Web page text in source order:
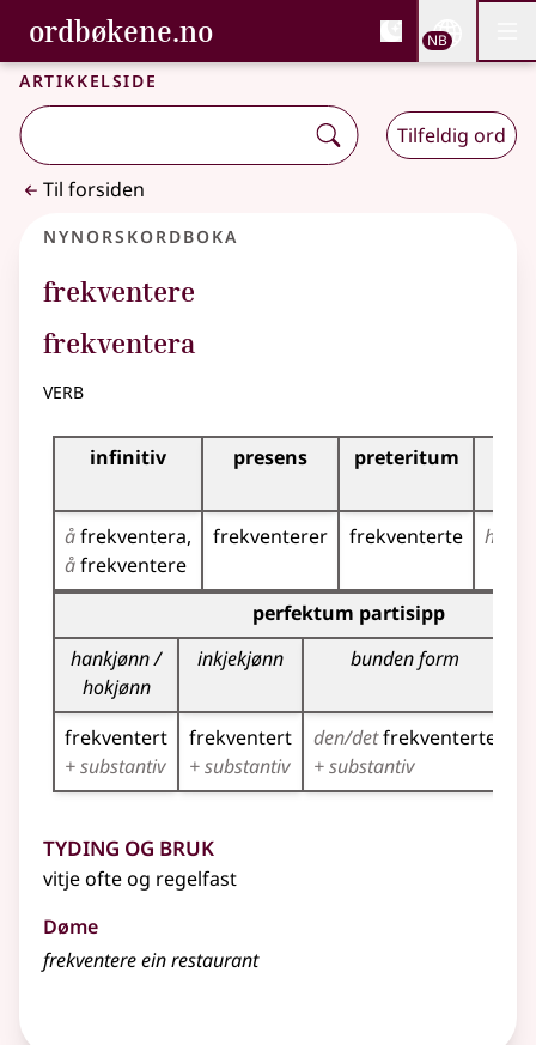
Gå til hovedinnhold
Tilgjengelighet
ordbøkene.no, Bokmålsordboka og
Bokmålsordboka og Nynorskordboka
NB
Artikkelside
Tilfeldig ord
Til forsiden
Nynorskordboka
frekventere
frekventera
verb
Bøyningstabell for dette verbet
infinitiv presens preteritum
åfrekventera
åfrekventere
frekventerer frekventerte har
Bøyningstabell for dette verbet (partisippformer)
perfektum partisipp
hankjønn /
hokjønn
inkjekjønn bunden form
frekventert
+ substantiv
frekventert
+ substantiv
den/detfrekventerte
+ substantiv
Tyding og bruk
vitje ofte og regelfast
Døme
frekventere ein restaurant